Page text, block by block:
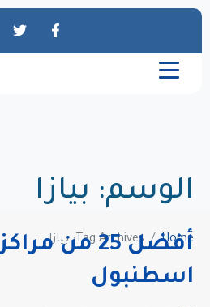
الوسم: بيازا
Home Tag Archives: بيازاأفضل 25 من
اسطنبول